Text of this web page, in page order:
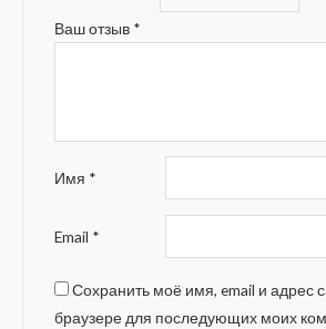
Ваш отзыв *
Имя *
Email *
Сохранить моё имя, email и адрес
браузере для последующих моих